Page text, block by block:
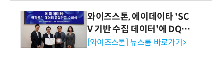
와이즈스톤, 에이데이타 'SC
V 기반 수집 데이터'에 DQ인
증 최고 등급 수여
[와이즈스톤] 뉴스룸 바로가기>